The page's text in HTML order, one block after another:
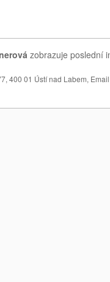
zobrazuje poslední
400 01 Ústí nad Labem,